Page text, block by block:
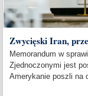
Zwycięski Iran,
Memorandum w
Zjednoczonymi jest
Amerykanie poszli na